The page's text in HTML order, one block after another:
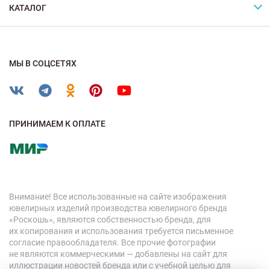
КАТАЛОГ
МЫ В СОЦСЕТЯХ
ПРИНИМАЕМ К ОПЛАТЕ
Внимание! Все использованные на сайте изображения
ювелирных изделий производства ювелирного бренда
«Роскошь», являются собственностью бренда, для
их копирования и использования требуется письменное
согласие правообладателя. Все прочие фотографии
не являются коммерческими — добавлены на сайт для
иллюстрации новостей бренда или с учебной целью для